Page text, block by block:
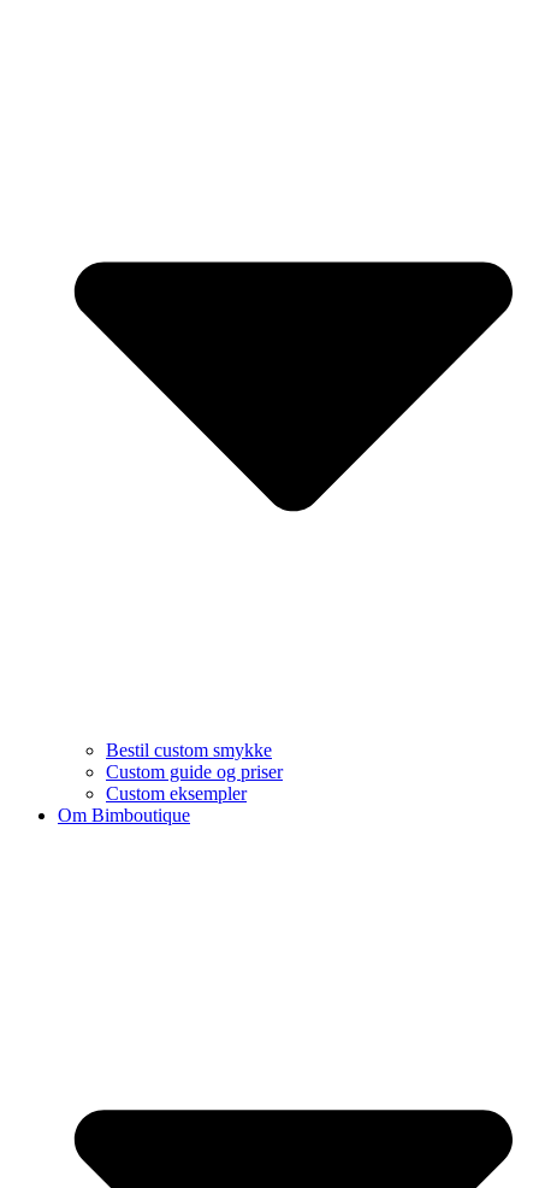
Bestil custom smykke
Custom guide og priser
Custom eksempler
Om Bimboutique